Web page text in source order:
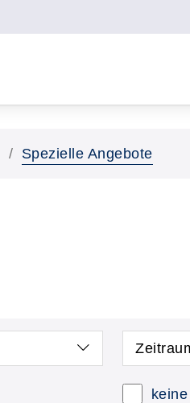
Spezielle Angebote